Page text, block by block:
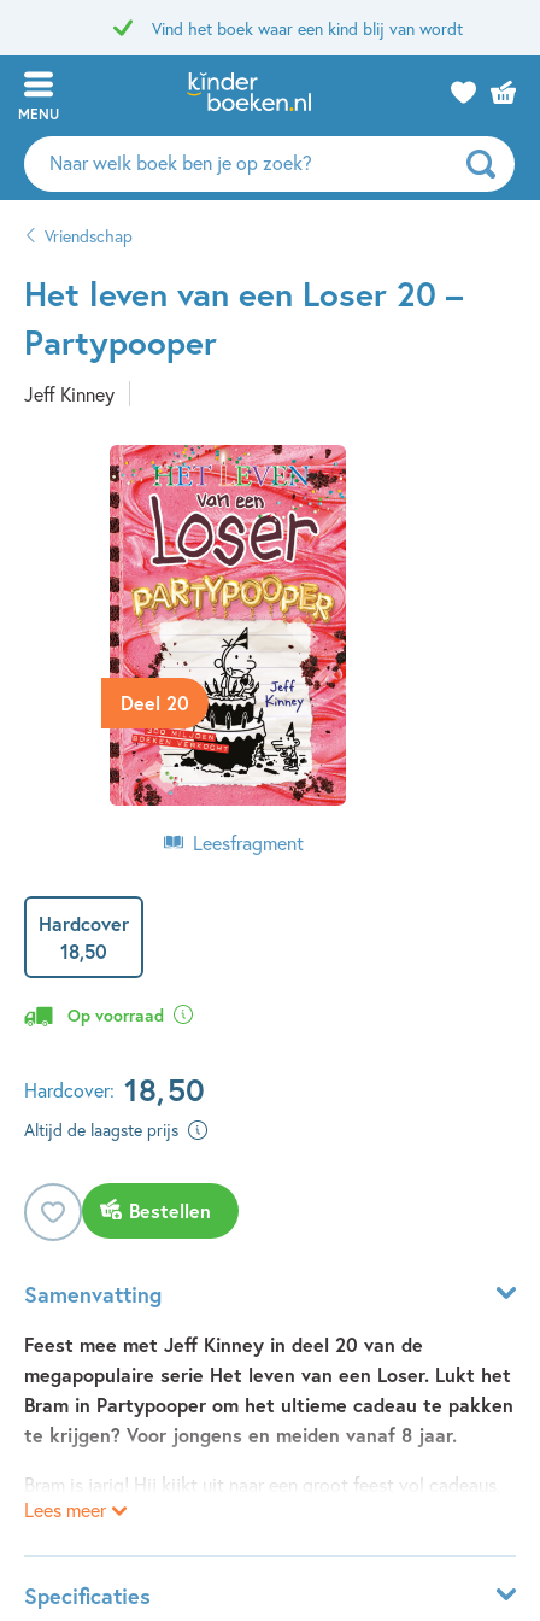
Vind het boek waar een kind blij van wordt
MENU
Zoeken
naar
auteurs
uitgevers
Vriendschap
Het leven van een Loser 20 –
Partypooper
Jeff Kinney
Deel 20
Leesfragment
Hardcover
18,50
Op voorraad
Hardcover: 18,50
Altijd de laagste prijs
Bestellen
Samenvatting
Feest mee met Jeff Kinney in deel 20 van de
megapopulaire serie Het leven van een Loser. Lukt het
Bram in Partypooper om het ultieme cadeau te pakken
te krijgen? Voor jongens en meiden vanaf 8 jaar.
Bram is jarig! Hij kijkt uit naar een groot feest vol cadeaus,
vrienden en lol. Maar zijn ouders blijken zijn verjaardag te
dé kans om eindelijk de verjaardag van zijn dromen te
Lees meer
Specificaties